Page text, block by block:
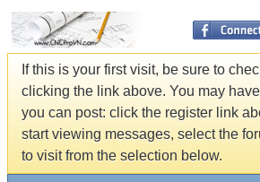
If this is your first visit, be sure to
clicking the link above. You may
you can post: click the register link
start viewing messages, select the
to visit from the selection below.